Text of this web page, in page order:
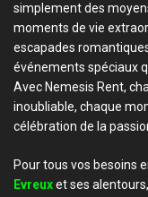
simplement des
moments de vie
escapades
événements spéciaux
Avec Nemesis Rent,
inoubliable, chaque
célébration de la
Pour tous vos besoins
Evreuxet ses